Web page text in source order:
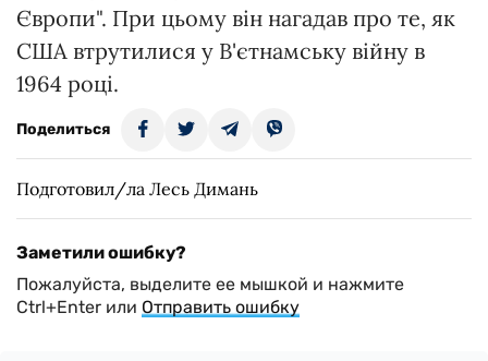
Європи". При цьому він нагадав про те, як
США втрутилися у В'єтнамську війну в
1964 році.
Поделиться
Подготовил/ла Лесь Димань
Заметили ошибку?
Пожалуйста, выделите ее мышкой и нажмите
Ctrl+Enter или Отправить ошибку